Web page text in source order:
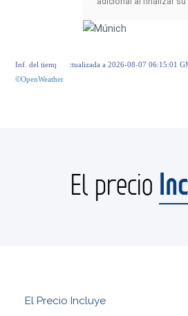
Inf. del tiempo actualizada a 2026-08-07 06:15:01
©OpenWeather
El precio
El Precio Incluye